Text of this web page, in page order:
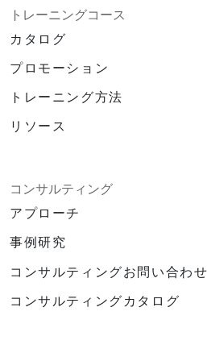
トレーニングコース
カタログ
プロモーション
トレーニング方法
リソース
コンサルティング
アプローチ
事例研究
コンサルティングお問い合わせ
コンサルティングカタログ